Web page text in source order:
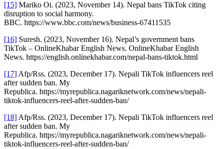
[15] Mariko Oi. (2023, November 14). Nepal bans TikTok citing
disruption to social harmony.
BBC. https://www.bbc.com/news/business-67411535
[16] Suresh. (2023, November 16). Nepal’s government bans
TikTok – OnlineKhabar English News. OnlineKhabar English
News. https://english.onlinekhabar.com/nepal-bans-tiktok.html
[17] Afp/Rss. (2023, December 17). Nepali TikTok influencers reel
after sudden ban. My
Republica. https://myrepublica.nagariknetwork.com/news/nepali-
tiktok-influencers-reel-after-sudden-ban/
[18] Afp/Rss. (2023, December 17). Nepali TikTok influencers reel
after sudden ban. My
Republica. https://myrepublica.nagariknetwork.com/news/nepali-
tiktok-influencers-reel-after-sudden-ban/